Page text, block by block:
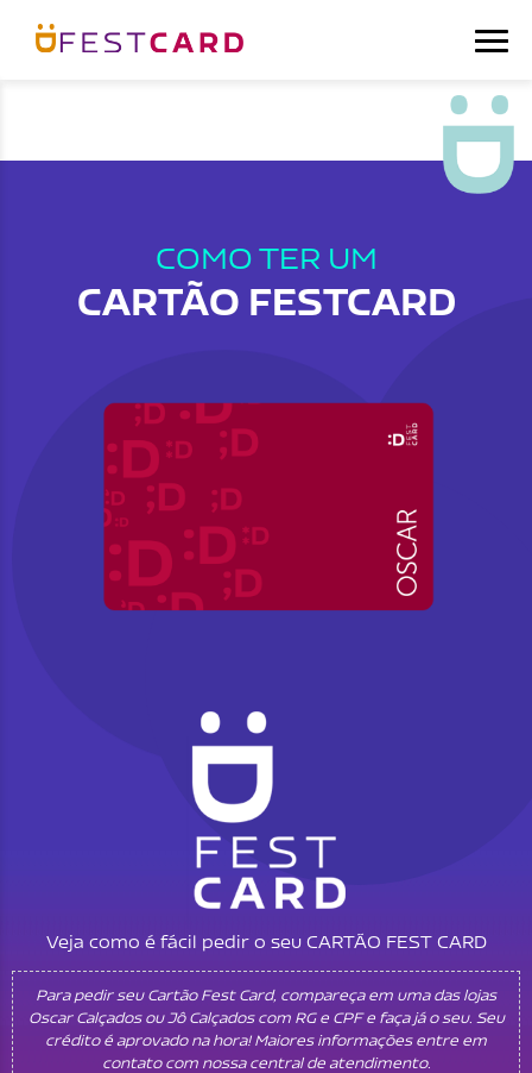
COMO TER UM
CARTÃO FESTCARD
Veja como é fácil pedir o seu CARTÃO FEST CARD
Para pedir seu Cartão Fest Card, compareça em uma das lojas
Oscar Calçados ou Jô Calçados com RG e CPF e faça já o seu. Seu
crédito é aprovado na hora! Maiores informações entre em
contato com nossa central de atendimento.